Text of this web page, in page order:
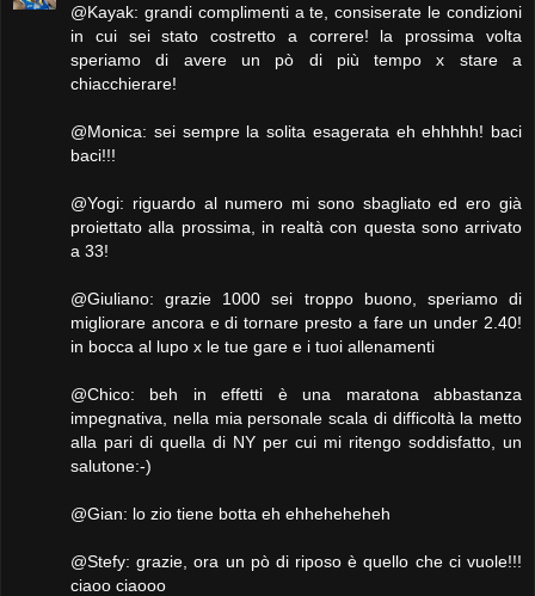
@Kayak: grandi complimenti a te, consiserate le condizioni
in cui sei stato costretto a correre! la prossima volta
speriamo di avere un pò di più tempo x stare a
chiacchierare!
@Monica: sei sempre la solita esagerata eh ehhhhh! baci
baci!!!
@Yogi: riguardo al numero mi sono sbagliato ed ero già
proiettato alla prossima, in realtà con questa sono arrivato
a 33!
@Giuliano: grazie 1000 sei troppo buono, speriamo di
migliorare ancora e di tornare presto a fare un under 2.40!
in bocca al lupo x le tue gare e i tuoi allenamenti
@Chico: beh in effetti è una maratona abbastanza
impegnativa, nella mia personale scala di difficoltà la metto
alla pari di quella di NY per cui mi ritengo soddisfatto, un
salutone:-)
@Gian: lo zio tiene botta eh ehheheheheh
@Stefy: grazie, ora un pò di riposo è quello che ci vuole!!!
ciaoo ciaooo